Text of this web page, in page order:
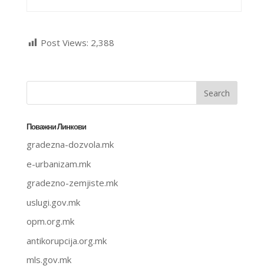
Post Views: 2,388
Поважни Линкови
gradezna-dozvola.mk
e-urbanizam.mk
gradezno-zemjiste.mk
uslugi.gov.mk
opm.org.mk
antikorupcija.org.mk
mls.gov.mk